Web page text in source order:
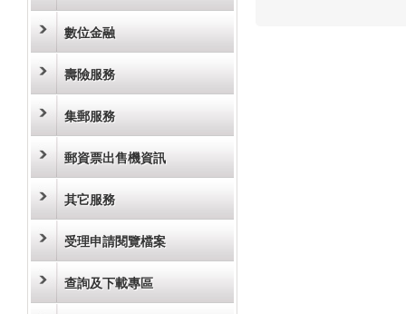
數位金融
壽險服務
集郵服務
郵資票出售機資訊
其它服務
受理申請閱覽檔案
查詢及下載專區